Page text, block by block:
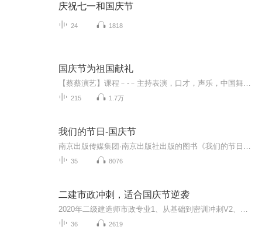
庆祝七一和国庆节
24 1818
国庆节为祖国献礼
215 1.7万
我们的节日-国庆节
35 8076
二建市政冲刺，适合国庆节逆袭
36 2619